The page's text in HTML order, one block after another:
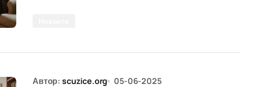
Автор: scuzice.org 05-06-2025